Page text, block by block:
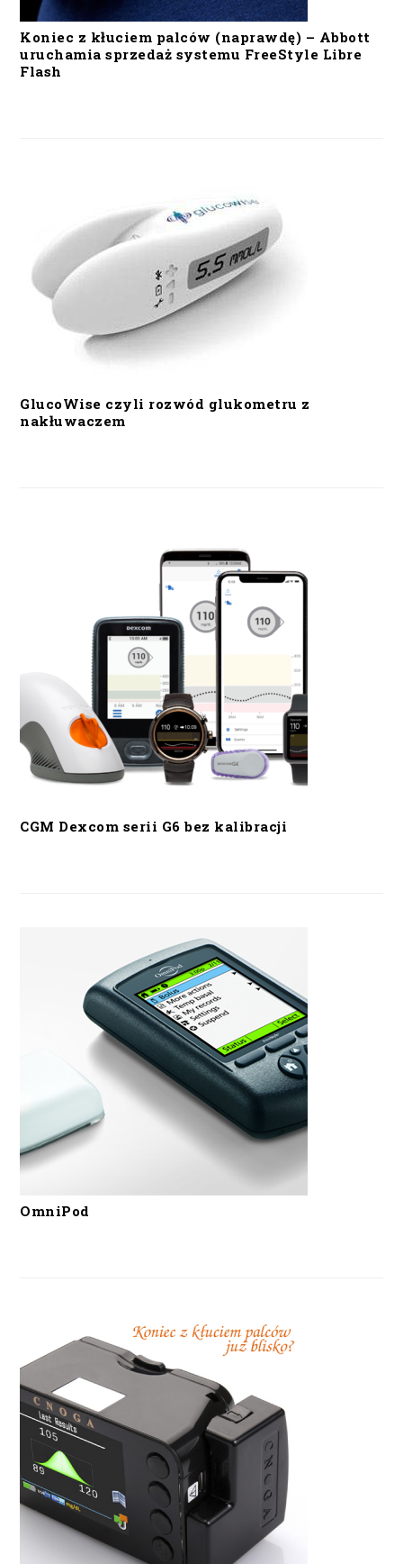
Koniec z kłuciem palców (naprawdę) – Abbott
uruchamia sprzedaż systemu FreeStyle Libre
Flash
GlucoWise czyli rozwód glukometru z
nakłuwaczem
CGM Dexcom serii G6 bez kalibracji
OmniPod